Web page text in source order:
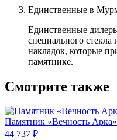
Единственные в
Единственные
специального
накладок, которые
памятнике.
Смотрите также
Памятник «Вечность Арка»
44 737 ₽